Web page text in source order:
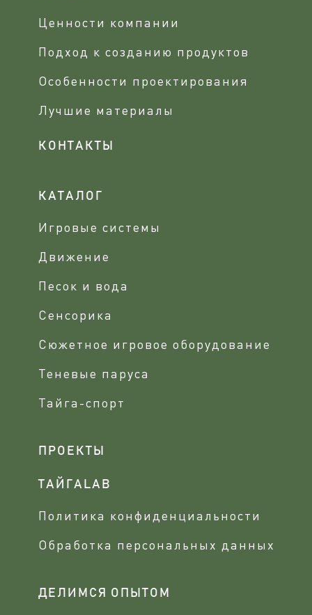
Ценности компании
Подход к созданию продуктов
Особенности проектирования
Лучшие материалы
КОНТАКТЫ
КАТАЛОГ
Игровые системы
Движение
Песок и вода
Сенсорика
Сюжетное игровое оборудование
Теневые паруса
Тайга-спорт
ПРОЕКТЫ
ТАЙГАLAB
Политика конфиденциальности
Обработка персональных данных
ДЕЛИМСЯ ОПЫТОМ